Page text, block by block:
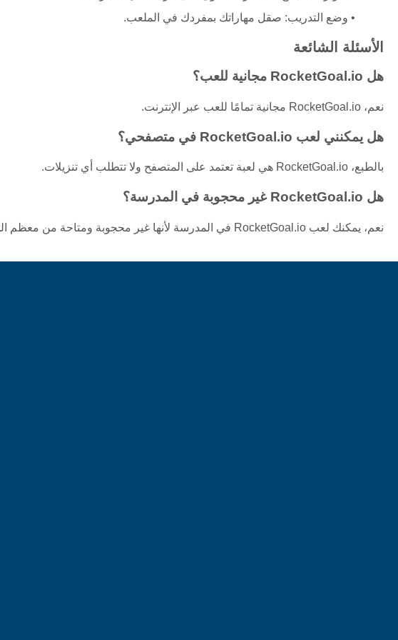
وضع التدريب: صقل مهاراتك بمفردك في الملعب.
الأسئلة الشائعة
هل RocketGoal.io مجانية للعب؟
نعم، RocketGoal.io مجانية تمامًا للعب عبر الإنترنت.
هل يمكنني لعب RocketGoal.io في متصفحي؟
بالطبع، RocketGoal.io هي لعبة تعتمد على المتصفح ولا تتطلب أي تنزيلات.
هل RocketGoal.io غير محجوبة في المدرسة؟
نعم، يمكنك لعب RocketGoal.io في المدرسة لأنها غير محجوبة ومتاحة من معظم الشبكات.